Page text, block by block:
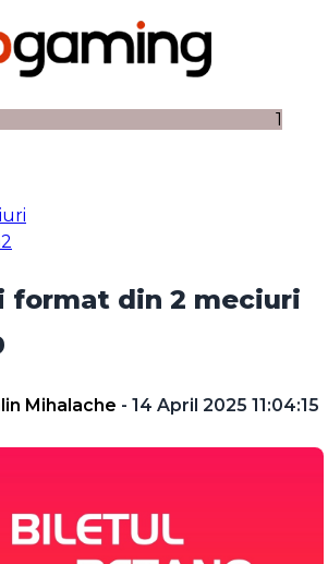
1
format din 2 meciuri
Mihalache - 14 April 2025 11:04:15